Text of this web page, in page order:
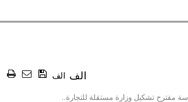
الف الف
مقترح تشكيل وزارة مستقلة للتجارة..